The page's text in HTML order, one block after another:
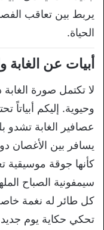
يربط بين تعاقب
الحياة.
أبيات عن الغابة
لا تكتمل صورة الغابة
وحيوية. إليكم أبياتاً
عصافير الغابة تشدو
يسافر بين الأغصان
كأنها جوقة موسيقية
سيمفونية الصباح
كل طائر له نغمة
تحكي حكاية يوم